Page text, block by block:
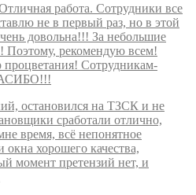
работа. Сотрудники все
не в первый раз, но в этой
довольна!!! За небольшие
Поэтому, рекомендую всем!
Сотрудникам-
остановился на ТЗСК и не
сработали отлично,
время, всё непонятное
хорошего качества,
момент претензий нет, и